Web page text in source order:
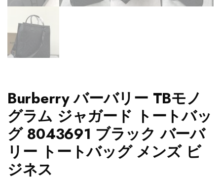
Burberry バーバリー TBモノ
グラム ジャガード トートバッ
グ 8043691 ブラック バーバ
リー トートバッグ メンズ ビ
ジネス